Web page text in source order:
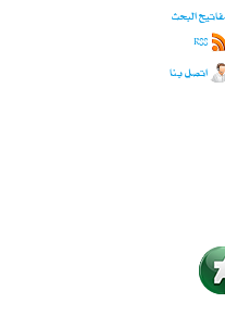
البحث
RSS
اتصل بنا